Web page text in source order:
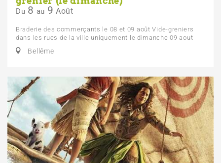
Du 8 au 9 Août
Braderie des commerçants le 08 et 09 août Vide-greniers
dans les rues de la ville uniquement le dimanche 09 aout
Bellême